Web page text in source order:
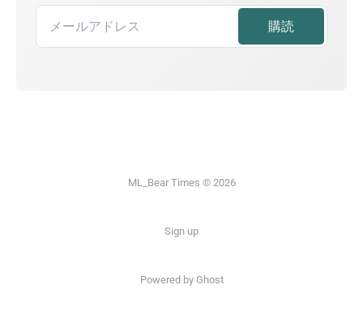
ML_Bear Times © 2026
Sign up
Powered by Ghost